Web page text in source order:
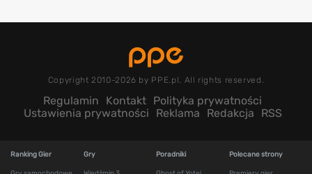
Copyright 2010-2026 by PPE.pl. All rights reserved.
Regulamin Kontakt Polityka prywatności
Ustawienia prywatności
Reklama Redakcja RSS
Ranking Gier Gry Poradniki Polecane strony